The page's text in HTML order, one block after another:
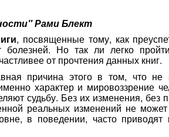
Рами Блект
, посвященные тому, как
болезней. Но так ли легко
от прочтения данных книг.
причина этого в том, что не
характер и мировоззрение
судьбу. Без их изменения, без
реальных изменений не может
в поведении, часто приводят